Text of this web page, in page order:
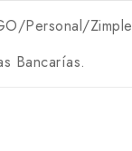
Personal/Zimple
Bancarías.